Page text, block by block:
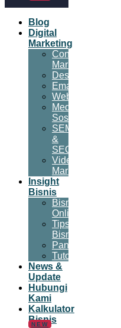
Blog
Digital
Marketing
Content
Marketing
Desain
Email
Website
Media
Sosial
SEM
&
SEO
Video
Marketing
Insight
Bisnis
Bisnis
Online
Tips
Bisnis
Panduan
Tutorial
News &
Update
Hubungi
Kami
Kalkulator
Bisnis
NEW